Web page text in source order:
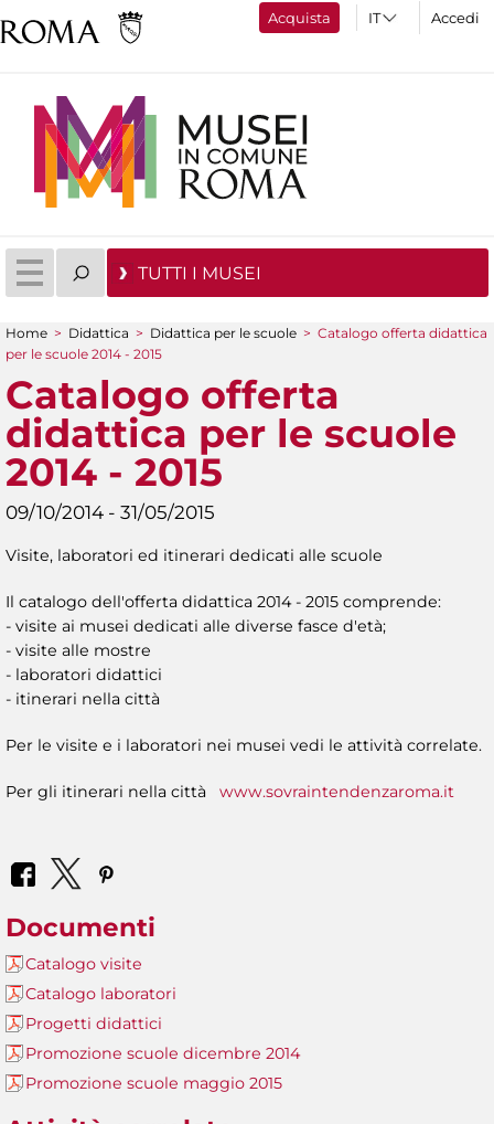
Acquista Accedi
TUTTI I MUSEI
Tu sei qui
Home > Didattica > Didattica per le scuole > Catalogo offerta didattica
per le scuole 2014 - 2015
Catalogo offerta
didattica per le scuole
2014 - 2015
09/10/2014 - 31/05/2015
Visite, laboratori ed itinerari dedicati alle scuole
Il catalogo dell'offerta didattica 2014 - 2015 comprende:
- visite ai musei dedicati alle diverse fasce d'età;
- visite alle mostre
- laboratori didattici
- itinerari nella città
Per le visite e i laboratori nei musei vedi le attività correlate.
Per gli itinerari nella città www.sovraintendenzaroma.it
Documenti
Catalogo visite
Catalogo laboratori
Progetti didattici
Promozione scuole dicembre 2014
Promozione scuole maggio 2015